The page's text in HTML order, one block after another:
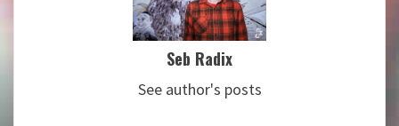
Seb Radix
See author's posts